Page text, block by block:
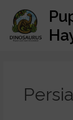
konten